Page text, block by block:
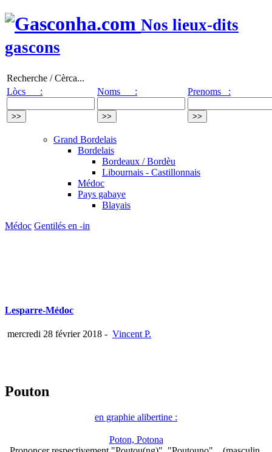
Nos lieux-dits
gascons
Recherche / Cèrca...
Lòcs :
Noms : Prenoms :
Grand Bordelais
Bordelais
Bordeaux / Bordèu
Libournais - Castillonnais
Médoc
Pays gabaye
Blayais
Médoc Gentilés en -in
Lesparre-Médoc
mercredi 28 février 2018 - Vincent P.
Pouton
en graphie alibertine :
Poton, Potona